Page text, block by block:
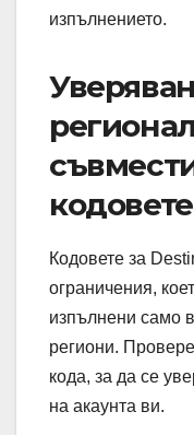
изпълнението.
кодовете
Кодовете за
ограничения,
изпълнени само
региони.
кода, за да се
на акаунта ви.